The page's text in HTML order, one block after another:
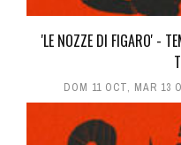
'LE NOZZE DI FIGARO' -
DOM 11 OCT, MAR 13